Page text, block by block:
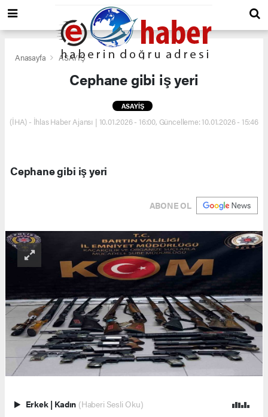
Anasayfa ASAYİŞ
Cephane gibi iş yeri
ASAYİŞ
(İHA) - İhlas Haber Ajansı | 10.01.2026 - 16:00, Güncelleme: 10.01.2026 - 15:46
Cephane gibi iş yeri
ABONE OL
Erkek | Kadın (Haberi Sesli Oku)